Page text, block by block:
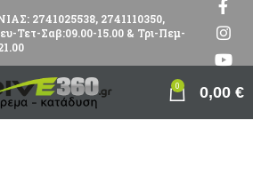
2741025538, 2741110350,
Τετ-Σαβ:09.00-15.00 & Τρι-Πεμ-
0 0,00 €